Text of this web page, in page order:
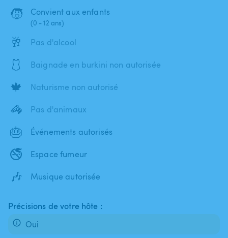
🧒 Convient aux enfants
(0 - 12 ans)
🥂 Pas d'alcool
🩱 Baignade en burkini non autorisée
🍁 Naturisme non autorisé
🦓 Pas d'animaux
🎂 Événements autorisés
🚭 Espace fumeur
🎶 Musique autorisée
Précisions de votre hôte :
Oui